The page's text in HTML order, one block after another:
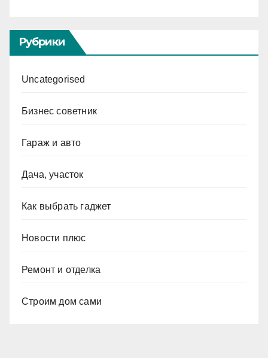
Рубрики
Uncategorised
Бизнес советник
Гараж и авто
Дача, участок
Как выбрать гаджет
Новости плюс
Ремонт и отделка
Строим дом сами